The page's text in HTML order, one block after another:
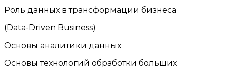
Роль данных в трансформации бизнеса
(Data-Driven Business)
Основы аналитики данных
Основы технологий обработки больших